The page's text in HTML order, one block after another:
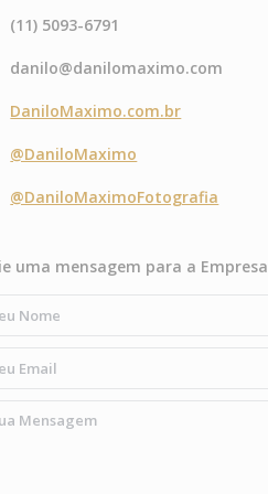
(11) 5093-6791
danilo@danilomaximo.com
DaniloMaximo.com.br
@DaniloMaximo
@DaniloMaximoFotografia
uma mensagem para a Empresa